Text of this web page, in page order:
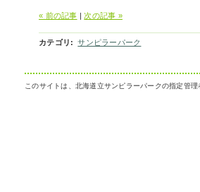
« 前の記事 |次の記事 »
カテゴリ : サンピラーパーク
このサイトは、北海道立サンピラーパークの指定管